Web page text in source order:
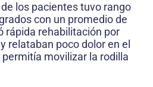
los pacientes tuvo rango
con un promedio de
rápida rehabilitación por
relataban poco dolor en el
movilizar la rodilla